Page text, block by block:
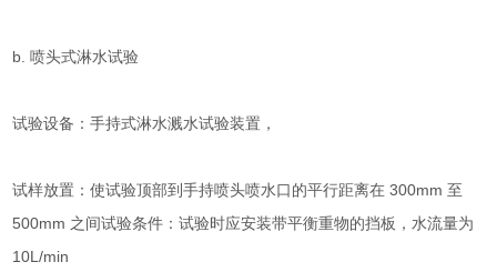
b. 喷头式淋水试验
试验设备：手持式淋水溅水试验装置，
试样放置：使试验顶部到手持喷头喷水口的平行距离在 300mm 至
500mm 之间试验条件：试验时应安装带平衡重物的挡板，水流量为
10L/min